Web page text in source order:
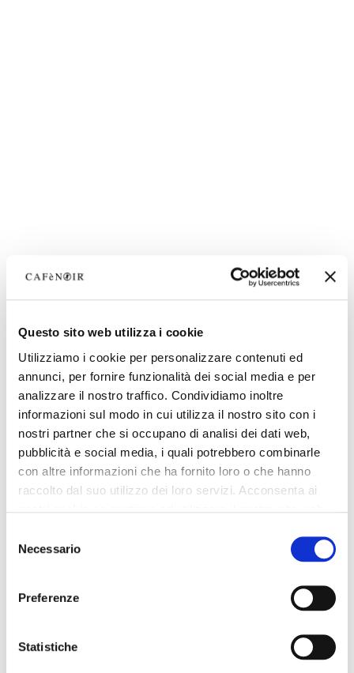
Questo sito web utilizza i cookie
Utilizziamo i cookie per personalizzare contenuti ed
annunci, per fornire funzionalità dei social media e per
analizzare il nostro traffico. Condividiamo inoltre
informazioni sul modo in cui utilizza il nostro sito con i
nostri partner che si occupano di analisi dei dati web,
pubblicità e social media, i quali potrebbero combinarle
con altre informazioni che ha fornito loro o che hanno
raccolto dal suo utilizzo dei loro servizi. Acconsenta ai
delNecessario
Preferenze
Statistiche